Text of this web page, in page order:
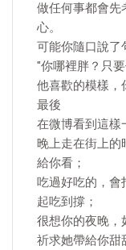
做任何事都會先
心。
可能你隨口說了
"你哪裡胖？只
他喜歡的模樣，
最後
在微博看到這樣
晚上走在街上的
給你看；
吃過好吃的，會
起吃到撐；
很想你的夜晚，
祈求她帶給你甜